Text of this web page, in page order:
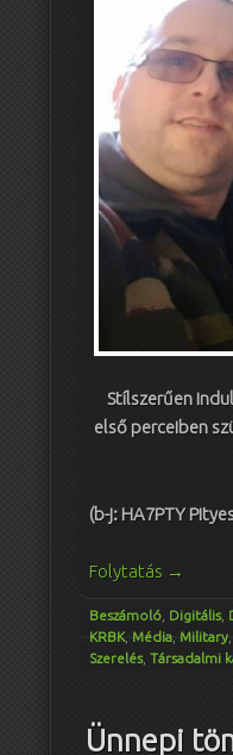
Stílszerűen
első perceiben
(b-j: HA7PTY
Folytatás →
Beszámoló Digitális,
KRBK, Média Military
Szerelés, Társadalmi
Ünnepi